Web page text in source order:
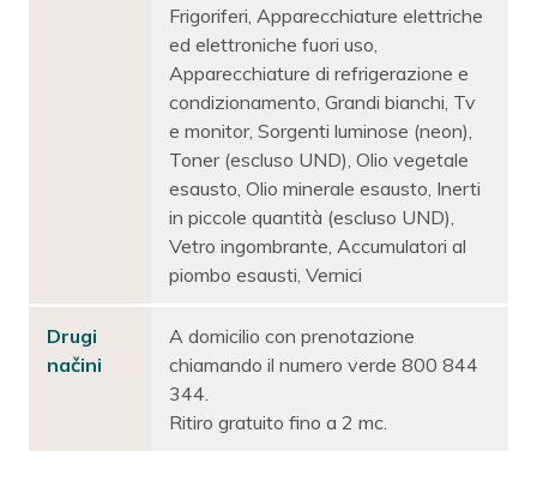
Frigoriferi, Apparecchiature elettriche
ed elettroniche fuori uso,
Apparecchiature di refrigerazione e
condizionamento, Grandi bianchi, Tv
e monitor, Sorgenti luminose (neon),
Toner (escluso UND), Olio vegetale
esausto, Olio minerale esausto, Inerti
in piccole quantità (escluso UND),
Vetro ingombrante, Accumulatori al
piombo esausti, Vernici
Drugi
načini
A domicilio con prenotazione
chiamando il numero verde 800 844
344.
Ritiro gratuito fino a 2 mc.